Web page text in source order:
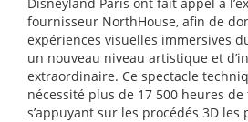
fournisseur NorthHouse, afin de
expériences visuelles immersives
un nouveau niveau artistique et
extraordinaire. Ce spectacle
nécessité plus de 17 500 heures de
s’appuyant sur les procédés 3D les